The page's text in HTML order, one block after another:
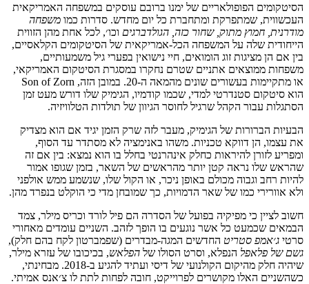
הסיטקומים הפופולאריים של ימנו ברובם עוסקים במשפחה האמריקאית
העכשווית, שמתפרקת ומתחברת כל יום מחדש. סדרות כמו משפחה
מודרנית, חמוץ מתוק, שחור כזה, הגולדברגים וכו׳, לכל אחת מהן הזווית
הייחודית שלה על המשפחה הכל-אמריקאית של הסיטקומים הקלאסיים,
בין אם הן מציגות זוג הומואים, חיי נישואין בפערי גיל משמעותיים,
משפחות ממוצאים אתניים שטרם נחקרו במסגרת הסיטקום האמריקאי,
או מתקיימות בעשורים שונים מהמאה ה-20. במובן הזה, Son of Zorn
הוא סיטקום סטנדרטי למדי, שכמו קודמיו, הגימיק שלו דורש מעט זמן
הסתגלות עבור הקהל שרגיל לחוסר הגיוון של תולדות הטלוויזיה.
הבעיות הברורות של הגימיק, מעבר לזה שרק הזמן יגיד אם הוא מצדיק
את עצמו, הן דווקא טכניות. משהו באנימציה לא מסתדר עד הסוף,
ומפריע לזורן להיראות כחלק אינהרנטי בחלל בו הוא נמצא: בין אם זה
שהראש שלו נראה קטן יותר מהראשים של השאר, בזמן שגופו אמור
להיות רחב וגבוה מכולם באופן ניכר, או הקול שלו, שנשמע ממש אולפני
ולא אוורירי כמו של שאר הדמויות, כך שמובחן מדי כי הוקלט בנפרד מהן.
חשוב לציין כי מפיקיה בפועל של הסדרה הם פיל לורד וכריס מילר, צמד
הבמאים שכמעט כל אשר נוגעים בו הופך לזהב. השניים עומדים מאחורי
סרטי ג׳אמפ סטריט החדשים המגה-מבדרים (שפמברטון לקח בהם חלק),
גשם של פלאפל הנפלא, וסרט הסולו של הפלאש, בכיכובו של עזרא מילר,
שיהיה חלק מהיקום הקולנועי של דיסי ועתיד להגיע ב-2018. מבחינתי,
כשהשניים האלו מקושרים לפרוייקט, חובה לפחות לתת לו צ׳אנס אמיתי.